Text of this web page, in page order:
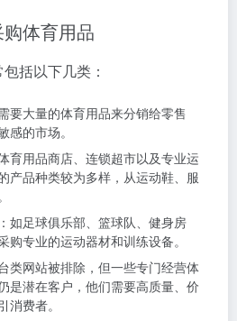
体育用品
括以下几类：
要大量的体育用品来分销给零售
感的市场。
育用品商店、连锁超市以及专业运
产品种类较为多样，从运动鞋、服
：如足球俱乐部、篮球队、健身房
购专业的运动器材和训练设备。
类网站被排除，但一些专门经营体
是潜在客户，他们需要高质量、价
消费者。